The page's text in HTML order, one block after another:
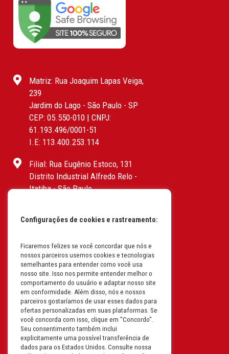
Matriz: Rua Joaquim Lapas Veiga,
239
Jardim do Lago - São Paulo - SP
CEP: 05.550-010 | CNPJ:
61.193.496/0001-51
I.E: 113.400.253.114
Filial: Rua Eugênio Estoco, 131
Distrito Industrial Alfredo Relo -
Itatiba - São Paulo
I.E: 382.096.357.1147
Filial: Av. Odila Chaves Rodrigues,
1277
Parque industrial RM - Condomínio
Therapark - Jundiaí - São Paulo
CEP: 13.213-087 | CNPJ:
61.193.496/0018-08
I.E: 407.642.800.114
Filial: Rua em Projeto G, 728 – Letra A
Configurações de cookies e rastreamento:
Ficaremos felizes se você concordar que nós e
nossos parceiros usemos cookies e tecnologias
semelhantes para entender como você usa
nosso site. Isso nos permite entender melhor o
comportamento do usuário e adaptar nosso site
em conformidade. Além disso, nós e nossos
parceiros gostaríamos de usar esses dados para
ofertas personalizadas em suas plataformas. Se
você concorda com isso, clique em "Concordo".
Seu consentimento também inclui
explicitamente uma possível transferência de
dados para os Estados Unidos. Consulte nossa